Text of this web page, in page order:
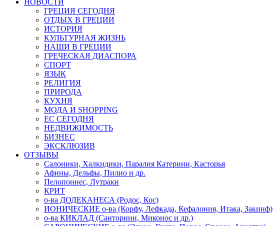
НОВОСТИ
ГРЕЦИЯ СЕГОДНЯ
ОТДЫХ В ГРЕЦИИ
ИСТОРИЯ
КУЛЬТУРНАЯ ЖИЗНЬ
НАШИ В ГРЕЦИИ
ГРЕЧЕСКАЯ ДИАСПОРА
СПОРТ
ЯЗЫК
РЕЛИГИЯ
ПРИРОДА
КУХНЯ
МОДА И SHOPPING
ЕС СЕГОДНЯ
НЕДВИЖИМОСТЬ
БИЗНЕС
ЭКСКЛЮЗИВ
ОТЗЫВЫ
Салоники, Халкидики, Паралия Катерини, Касторья
Афины, Дельфы, Пилио и др.
Пелопоннес, Лутраки
КРИТ
о-ва ДОДЕКАНЕСА (Родос, Кос)
ИОНИЧЕСКИЕ о-ва (Корфу, Лефкада, Кефалония, Итака, Закинф)
о-ва КИКЛАД (Санторини, Миконос и др.)